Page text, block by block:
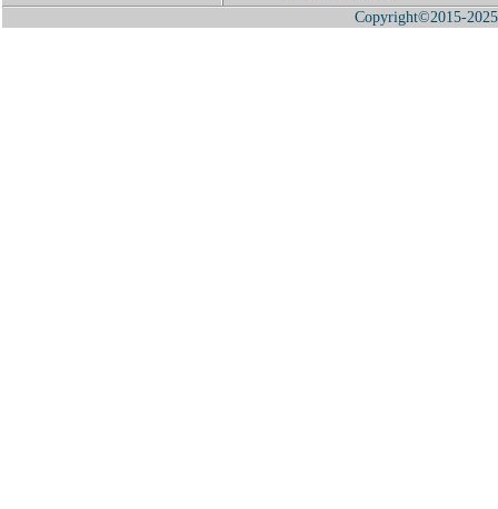
Copyright©2015-